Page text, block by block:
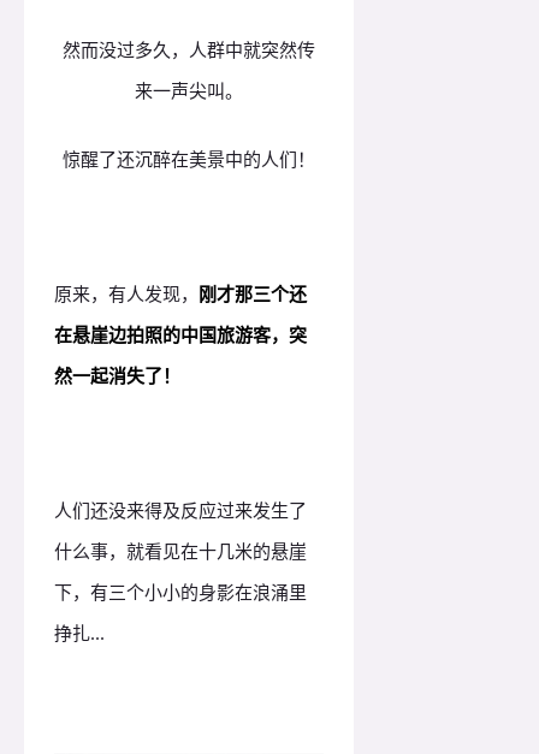
然而没过多久，人群中就突然传
来一声尖叫。
惊醒了还沉醉在美景中的人们！
原来，有人发现， 刚才那三个还
在悬崖边拍照的中国旅游客，突
然一起消失了！
人们还没来得及反应过来发生了
什么事，就看见在十几米的悬崖
下，有三个小小的身影在浪涌里
挣扎...